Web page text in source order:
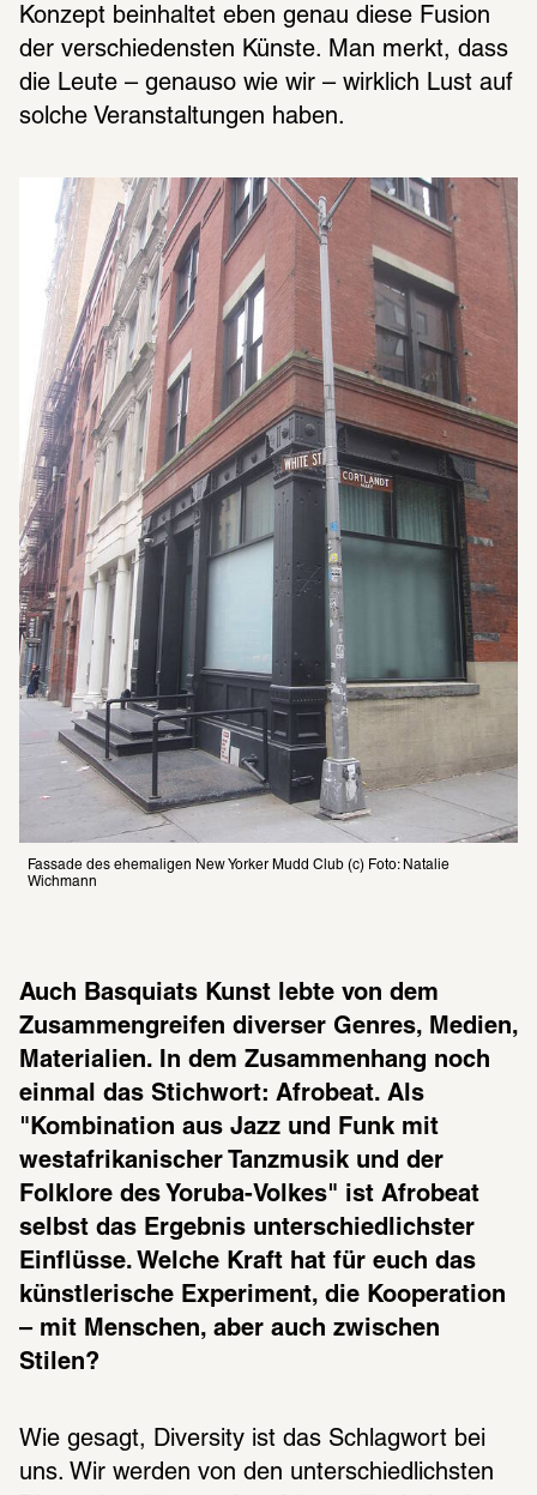
Konzept beinhaltet eben genau diese Fusion
der verschiedensten Künste. Man merkt, dass
die Leute – genauso wie wir – wirklich Lust auf
solche Veranstaltungen haben.
Fassade des ehemaligen New Yorker Mudd Club (c) Foto: Natalie
Wichmann
Auch Basquiats Kunst lebte von dem
Zusammengreifen diverser Genres, Medien,
Materialien. In dem Zusammenhang noch
einmal das Stichwort: Afrobeat. Als
"Kombination aus Jazz und Funk mit
westafrikanischer Tanzmusik und der
Folklore des Yoruba-Volkes" ist Afrobeat
selbst das Ergebnis unterschiedlichster
Einflüsse. Welche Kraft hat für euch das
künstlerische Experiment, die Kooperation
– mit Menschen, aber auch zwischen
Stilen?
Wie gesagt, Diversity ist das Schlagwort bei
uns. Wir werden von den unterschiedlichsten